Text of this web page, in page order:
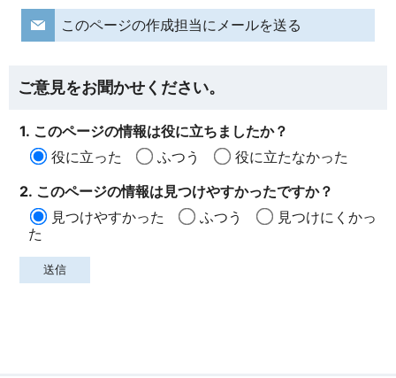
このページの作成担当にメールを送る
ご意見をお聞かせください。
1. このページの情報は役に立ちましたか？
役に立った
ふつう
役に立たなかった
2. このページの情報は見つけやすかったですか？
見つけやすかった
ふつう
見つけにくかっ
た